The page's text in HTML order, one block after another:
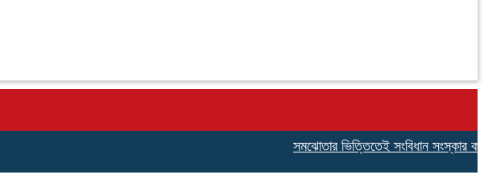
সমঝোতার ভিত্তিতেই সংবিধান সংস্কার করতে